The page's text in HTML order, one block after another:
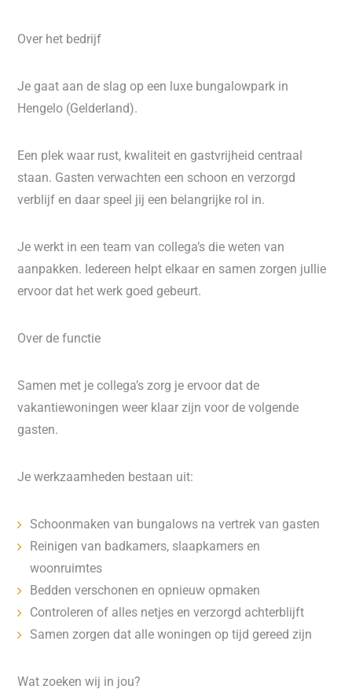
Over het bedrijf
Je gaat aan de slag op een luxe bungalowpark in
Hengelo (Gelderland).
Een plek waar rust, kwaliteit en gastvrijheid centraal
staan. Gasten verwachten een schoon en verzorgd
verblijf en daar speel jij een belangrijke rol in.
Je werkt in een team van collega’s die weten van
aanpakken. Iedereen helpt elkaar en samen zorgen jullie
ervoor dat het werk goed gebeurt.
Over de functie
Samen met je collega’s zorg je ervoor dat de
vakantiewoningen weer klaar zijn voor de volgende
gasten.
Je werkzaamheden bestaan uit:
Schoonmaken van bungalows na vertrek van gasten
Reinigen van badkamers, slaapkamers en
woonruimtes
Bedden verschonen en opnieuw opmaken
Controleren of alles netjes en verzorgd achterblijft
Samen zorgen dat alle woningen op tijd gereed zijn
Wat zoeken wij in jou?